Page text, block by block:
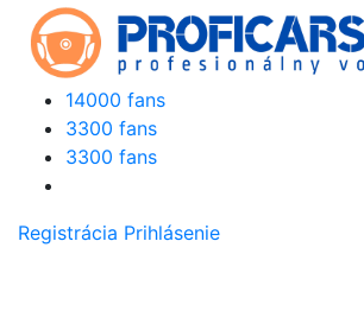
14000 fans
3300 fans
3300 fans
Registrácia Prihlásenie